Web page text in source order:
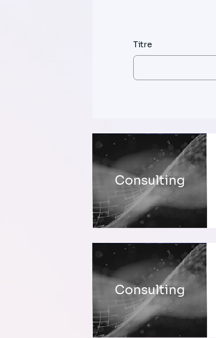
Titre
Consulting
Consulting